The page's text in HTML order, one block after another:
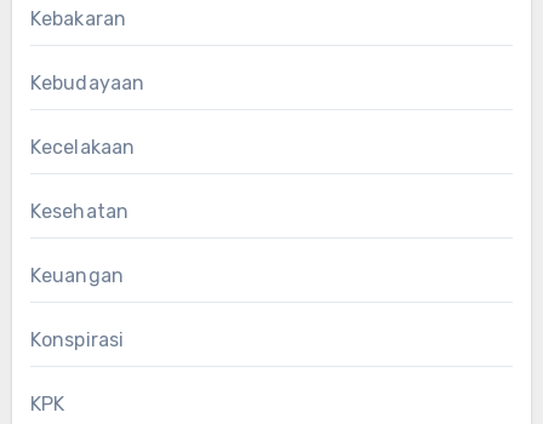
Kebakaran
Kebudayaan
Kecelakaan
Kesehatan
Keuangan
Konspirasi
KPK